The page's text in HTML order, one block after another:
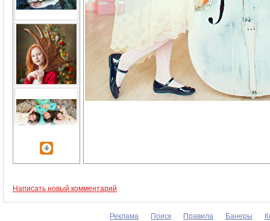
Написать новый комментарий
Реклама Поиск Правила Банеры